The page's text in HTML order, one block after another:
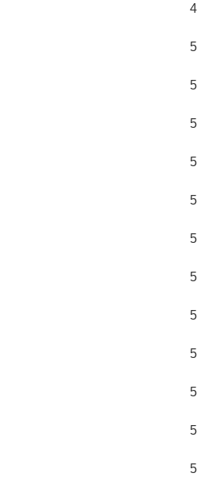
4
5
5
5
5
5
5
5
5
5
5
5
5